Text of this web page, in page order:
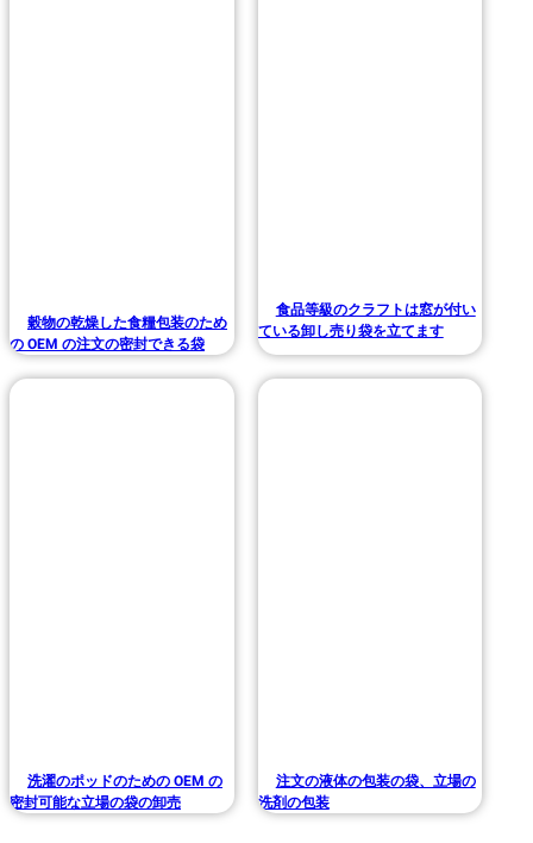
穀物の乾燥した食糧包装のため
の OEM の注文の密封できる袋
食品等級のクラフトは窓が付い
ている卸し売り袋を立てます
洗濯のポッドのための OEM の
密封可能な立場の袋の卸売
注文の液体の包装の袋、立場の
洗剤の包装